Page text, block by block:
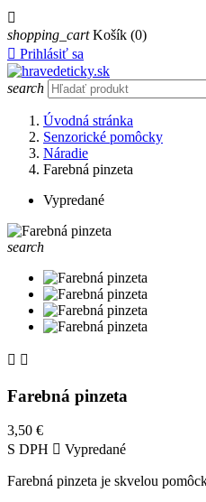

shopping_cart Košík (0)
 Prihlásiť sa
search
Úvodná stránka
Senzorické pomôcky
Náradie
Farebná pinzeta
Vypredané
search
 
Farebná pinzeta
3,50 €
S DPH  Vypredané
Farebná pinzeta je skvelou